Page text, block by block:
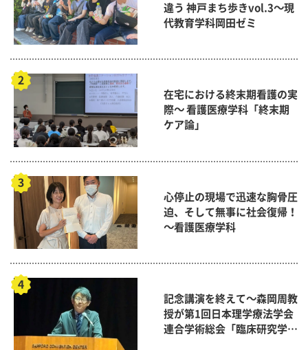
違う 神戸まち歩きvol.3～現
代教育学科岡田ゼミ
在宅における終末期看護の実
際～ 看護医療学科「終末期
ケア論」
心停止の現場で迅速な胸骨圧
迫、そして無事に社会復帰！
～看護医療学科
記念講演を終えて～森岡周教
授が第1回日本理学療法学会
連合学術総会「臨床研究学術